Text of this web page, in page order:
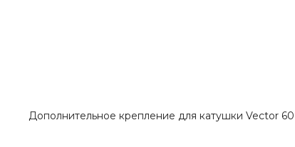
Дополнительное крепление для катушки Vector